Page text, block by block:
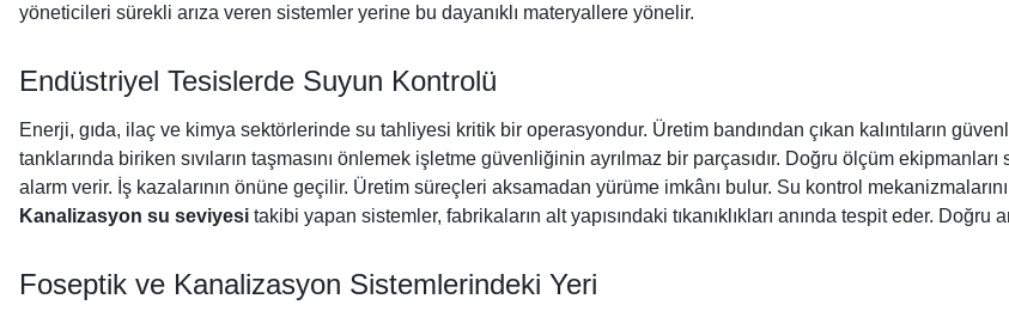
yöneticileri sürekli arıza veren sistemler yerine bu dayanıklı materyallere yönelir.
Endüstriyel Tesislerde Suyun Kontrolü
Enerji, gıda, ilaç ve kimya sektörlerinde su tahliyesi kritik bir operasyondur. Üretim bandından çıkan kalıntıların
tanklarında biriken sıvıların taşmasını önlemek işletme güvenliğinin ayrılmaz bir parçasıdır. Doğru ölçüm
alarm verir. İş kazalarının önüne geçilir. Üretim süreçleri aksamadan yürüme imkânı bulur. Su kontrol
Kanalizasyon su seviyesi takibi yapan sistemler, fabrikaların alt yapısındaki tıkanıklıkları anında tespit eder.
Foseptik ve Kanalizasyon Sistemlerindeki Yeri